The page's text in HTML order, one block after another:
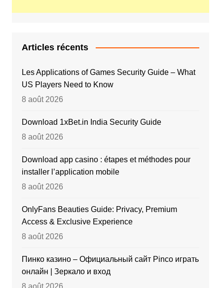
Articles récents
Les Applications of Games Security Guide – What
US Players Need to Know
8 août 2026
Download 1xBet.in India Security Guide
8 août 2026
Download app casino : étapes et méthodes pour
installer l’application mobile
8 août 2026
OnlyFans Beauties Guide: Privacy, Premium
Access & Exclusive Experience
8 août 2026
Пинко казино – Официальный сайт Pinco играть
онлайн | Зеркало и вход
8 août 2026